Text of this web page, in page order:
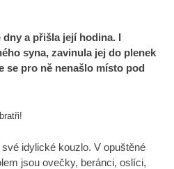
a přišla její hodina. I
syna, zavinula jej do plenek
se pro ně nenašlo místo pod
idylické kouzlo. V opuštěné
jsou ovečky, beránci, oslíci,